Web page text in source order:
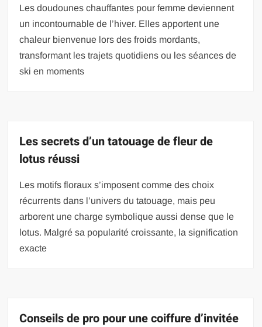
Les doudounes chauffantes pour femme deviennent
un incontournable de l’hiver. Elles apportent une
chaleur bienvenue lors des froids mordants,
transformant les trajets quotidiens ou les séances de
ski en moments
Les secrets d’un tatouage de fleur de
lotus réussi
Les motifs floraux s’imposent comme des choix
récurrents dans l’univers du tatouage, mais peu
arborent une charge symbolique aussi dense que le
lotus. Malgré sa popularité croissante, la signification
exacte
Conseils de pro pour une coiffure d’invitée